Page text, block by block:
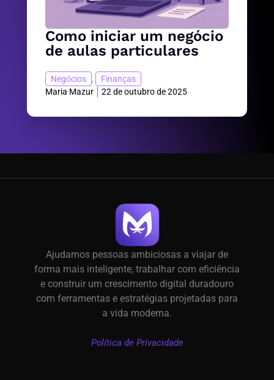
Como iniciar um negócio
de aulas particulares
Negócios ,
Finanças
Maria Mazur
22 de outubro de 2025
Ajudamos pessoas ambiciosas a viajar de
forma mais inteligente, trabalhar com eficiência
e construir um crescimento digital duradouro
com ferramentas e estratégias projetadas para
a vida moderna.
Política de Privacidade